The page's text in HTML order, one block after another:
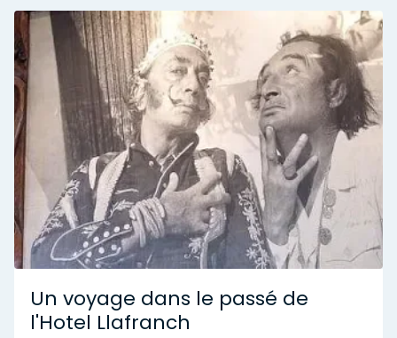
Un voyage dans le passé de
l'Hotel Llafranch